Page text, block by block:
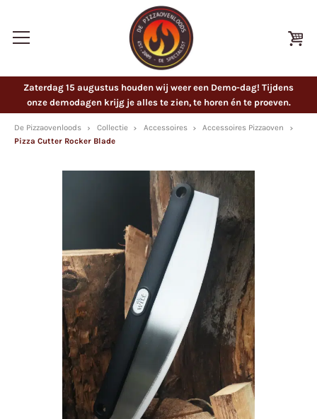
Zaterdag 15 augustus houden wij weer een Demo-dag! Tijdens
onze demodagen krijg je alles te zien, te horen én te proeven.
De Pizzaovenloods Collectie Accessoires
Accessoires Pizzaoven
Pizza Cutter Rocker Blade